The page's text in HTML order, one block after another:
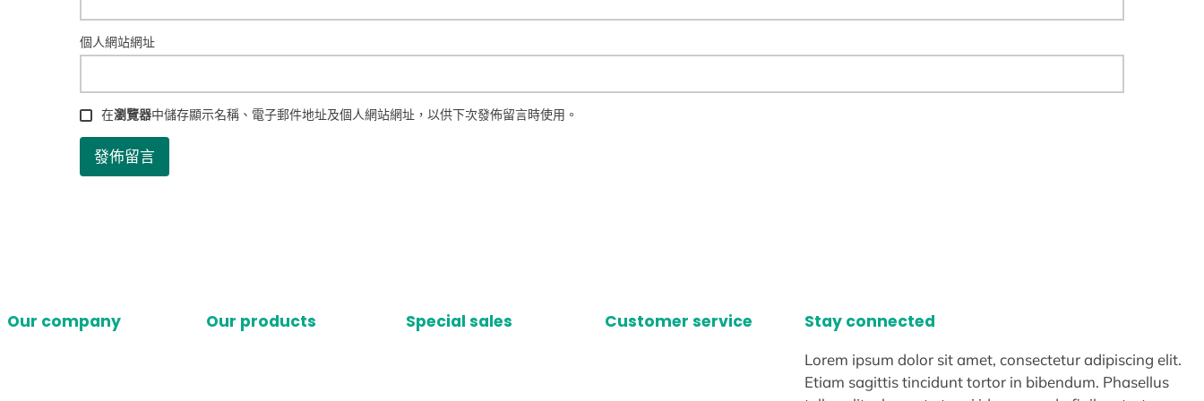
個人網站網址
在瀏覽器中儲存顯示名稱、電子郵件地址及個人網站網址，以供下次發佈留言時使用。
Our company Our products Special sales Customer service Stay connected
Lorem ipsum dolor sit amet, consectetur adipiscing elit.
Etiam sagittis tincidunt tortor in bibendum. Phasellus